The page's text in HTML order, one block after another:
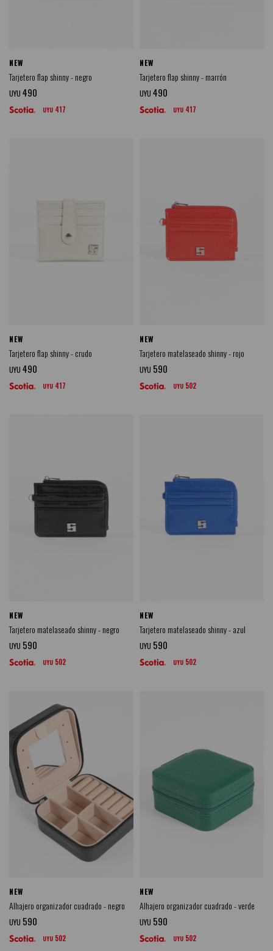
NEW
Tarjetero flap shinny - negro
UYU 490
UYU 417
NEW
Tarjetero flap shinny - marrón
UYU 490
UYU 417
NEW
Tarjetero flap shinny - crudo
UYU 490
UYU 417
NEW
Tarjetero matelaseado shinny - rojo
UYU 590
UYU 502
NEW
Tarjetero matelaseado shinny - negro
UYU 590
UYU 502
NEW
Tarjetero matelaseado shinny - azul
UYU 590
UYU 502
NEW
Alhajero organizador cuadrado - negro
UYU 590
UYU 502
NEW
Alhajero organizador cuadrado - verde
UYU 590
UYU 502